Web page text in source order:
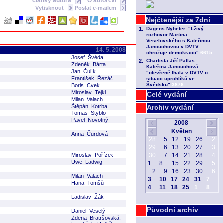
Celé vydání
Archiv vydání
Původní archiv
Vytisknout Poslat e-mailem
14. 5. 2008
Josef Švéda
Zdeněk Bárta
Jan Čulík
František Řezáč
Boris Cvek
Miroslav Tejkl
Milan Valach
Štěpán Kotrba
Tomáš Stýblo
Pavel Novotný
Anna Čurdová
Miroslav Pořízek
Uwe Ladwig
Milan Valach
Hana Tomšů
Ladislav Žák
Daniel Veselý
Zdena Bratršovská,